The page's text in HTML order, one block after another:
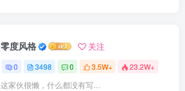
零度风格 关注
0 3498 0 3.5W+ 23.2W+
这家伙很懒，什么都没有写...